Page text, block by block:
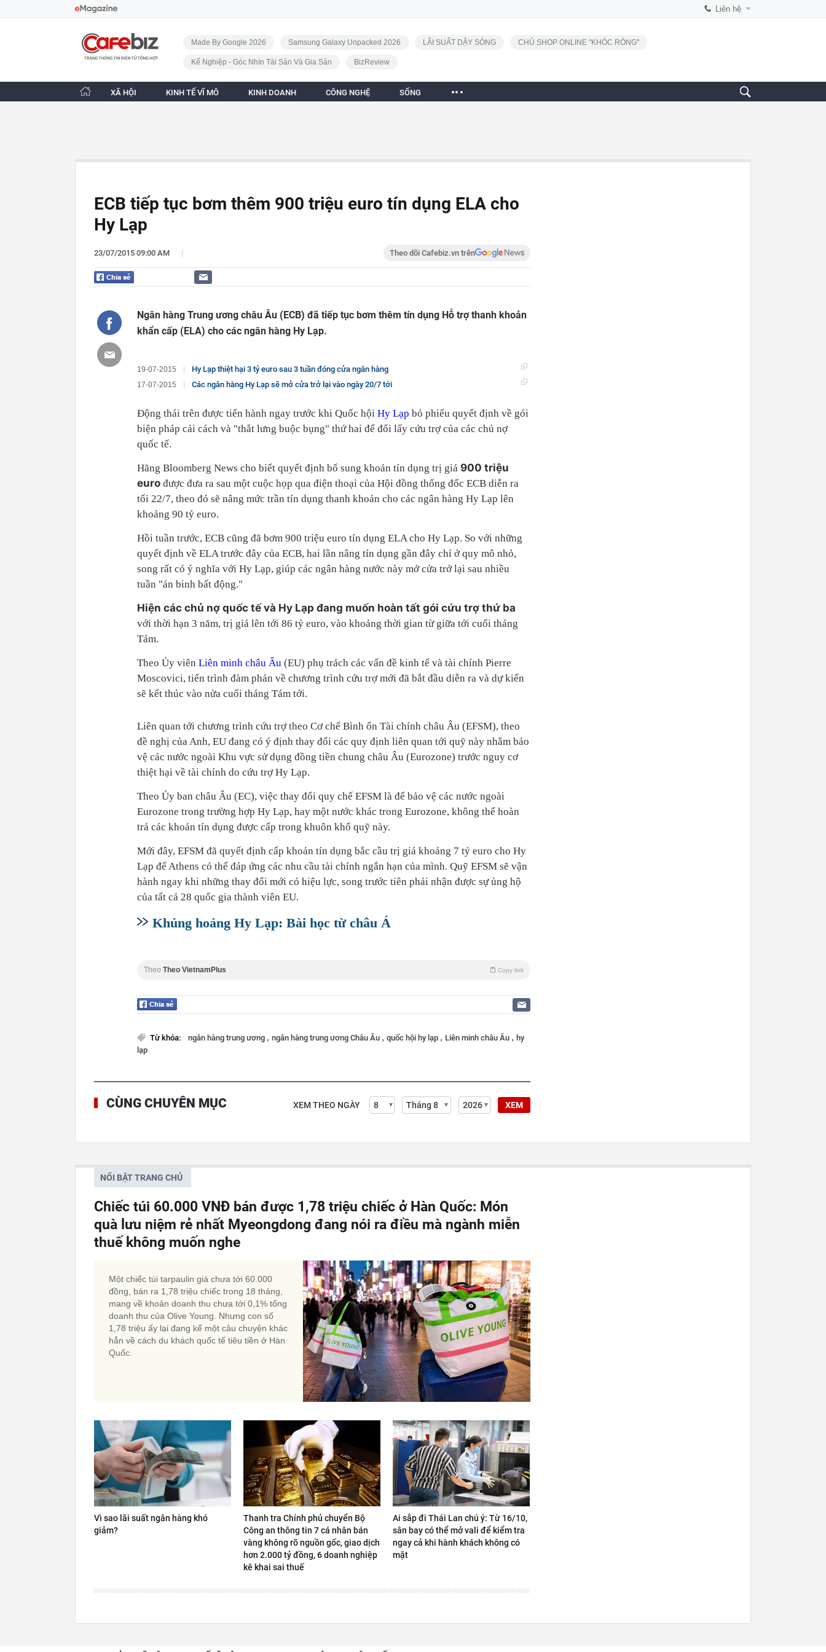
Liên hệ
CafeBiz - Trang chủ
Made By Google 2026 Samsung Galaxy Unpacked 2026 LÃI SUẤT DẬY SÓNG CHỦ SHOP ONLINE "KHÓC RÒNG"
Kế Nghiệp - Góc Nhìn Tài Sản Và Gia Sản BizReview
XÃ HỘI KINH TẾ VĨ MÔ KINH DOANH CÔNG NGHỆ SỐNG
ECB tiếp tục bơm thêm 900 triệu euro tín dụng ELA cho
Hy Lạp
23/07/2015 09:00 AM | Theo dõi Cafebiz.vn trên
Ngân hàng Trung ương châu Âu (ECB) đã tiếp tục bơm thêm tín dụng Hỗ trợ thanh khoản
khẩn cấp (ELA) cho các ngân hàng Hy Lạp.
19-07-2015 Hy Lạp thiệt hại 3 tỷ euro sau 3 tuần đóng cửa ngân hàng
17-07-2015 Các ngân hàng Hy Lạp sẽ mở cửa trở lại vào ngày 20/7 tới
Động thái trên được tiến hành ngay trước khi Quốc hội Hy Lạp bỏ phiếu quyết định về gói
biện pháp cải cách và "thắt lưng buộc bụng" thứ hai để đổi lấy cứu trợ của các chủ nợ
quốc tế.
Hãng Bloomberg News cho biết quyết định bổ sung khoản tín dụng trị giá 900 triệu
euro được đưa ra sau một cuộc họp qua điện thoại của Hội đồng thống đốc ECB diễn ra
tối 22/7, theo đó sẽ nâng mức trần tín dụng thanh khoản cho các ngân hàng Hy Lạp lên
khoảng 90 tỷ euro.
Hồi tuần trước, ECB cũng đã bơm 900 triệu euro tín dụng ELA cho Hy Lạp. So với những
quyết định về ELA trước đây của ECB, hai lần nâng tín dụng gần đây chỉ ở quy mô nhỏ,
song rất có ý nghĩa với Hy Lạp, giúp các ngân hàng nước này mở cửa trở lại sau nhiều
tuần "án binh bất động."
Hiện các chủ nợ quốc tế và Hy Lạp đang muốn hoàn tất gói cứu trợ thứ ba
với thời hạn 3 năm, trị giá lên tới 86 tỷ euro, vào khoảng thời gian từ giữa tới cuối tháng
Tám.
Theo Ủy viên Liên minh châu Âu (EU) phụ trách các vấn đề kinh tế và tài chính Pierre
Moscovici, tiến trình đàm phán về chương trình cứu trợ mới đã bắt đầu diễn ra và dự kiến
sẽ kết thúc vào nửa cuối tháng Tám tới.
Liên quan tới chương trình cứu trợ theo Cơ chế Bình ổn Tài chính châu Âu (EFSM), theo
đề nghị của Anh, EU đang có ý định thay đổi các quy định liên quan tới quỹ này nhằm bảo
vệ các nước ngoài Khu vực sử dụng đồng tiền chung châu Âu (Eurozone) trước nguy cơ
thiệt hại về tài chính do cứu trợ Hy Lạp.
Theo Ủy ban châu Âu (EC), việc thay đổi quy chế EFSM là để bảo vệ các nước ngoài
Eurozone trong trường hợp Hy Lạp, hay một nước khác trong Eurozone, không thể hoàn
trả các khoản tín dụng được cấp trong khuôn khổ quỹ này.
Mới đây, EFSM đã quyết định cấp khoản tín dụng bắc cầu trị giá khoảng 7 tỷ euro cho Hy
Lạp để Athens có thể đáp ứng các nhu cầu tài chính ngắn hạn của mình. Quỹ EFSM sẽ vận
hành ngay khi những thay đổi mới có hiệu lực, song trước tiên phải nhận được sự ủng hộ
của tất cả 28 quốc gia thành viên EU.
Khủng hoảng Hy Lạp: Bài học từ châu Á
Theo Theo VietnamPlus Copy link
Từ khóa: ngân hàng trung ương , ngân hàng trung ương Châu Âu , quốc hội hy lạp , Liên minh châu Âu , hy
lạp
CÙNG CHUYÊN MỤC XEM THEO NGÀY XEM
NỔI BẬT TRANG CHỦ
Chiếc túi 60.000 VNĐ bán được 1,78 triệu chiếc ở Hàn Quốc: Món
quà lưu niệm rẻ nhất Myeongdong đang nói ra điều mà ngành miễn
thuế không muốn nghe
Một chiếc túi tarpaulin giá chưa tới 60.000
đồng, bán ra 1,78 triệu chiếc trong 18 tháng,
mang về khoản doanh thu chưa tới 0,1% tổng
doanh thu của Olive Young. Nhưng con số
1,78 triệu ấy lại đang kể một câu chuyện khác
hẳn về cách du khách quốc tế tiêu tiền ở Hàn
Quốc.
Vì sao lãi suất ngân hàng khó
giảm?
Thanh tra Chính phủ chuyển Bộ
Công an thông tin 7 cá nhân bán
vàng không rõ nguồn gốc, giao dịch
hơn 2.000 tỷ đồng, 6 doanh nghiệp
kê khai sai thuế
Ai sắp đi Thái Lan chú ý: Từ 16/10,
sân bay có thể mở vali để kiểm tra
ngay cả khi hành khách không có
mặt